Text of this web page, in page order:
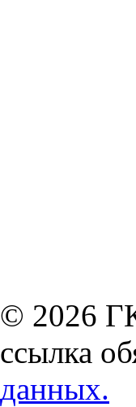
© 2026
ссылка
данных.